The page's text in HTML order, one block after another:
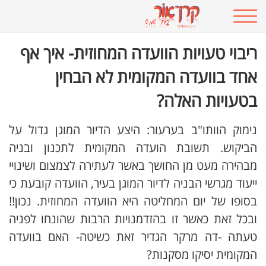
ריבוי טעויות הוועדה המחוזית- איך אף
אחד בוועדה המקומית לא הבחין
בטעויות האלה?
נימוק הוותו"ב בערעור: היצע הדיור המוגן גדול על
הביקוש. תשובת הועדה המקומית לתכנון ובניה
מבהירה מעט מן החושך באשר לעתירה לצמצום ושינויי
ייעוד מגרשי הבניה לדיור המוגן בעיר, הוועדה קובעת כי
בסופו של יום המחליטה היא הוועדה המחוזית. נכון!!
ובכל זאת כאשר זו בהזדמנויות הרבות שהונחו לפניה
טעתה -דה מרקר הגדיר זאת כשיטה- האם בוועדה
המקומית יסיקו מסקנות?